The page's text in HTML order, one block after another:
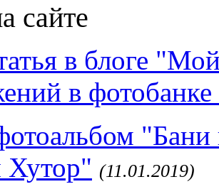
сайте
в блоге
в
"Бани
(11.01.2019)